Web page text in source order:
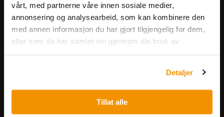
vårt, med partnerne våre innen sosiale medier,
annonsering og analysearbeid, som kan kombinere den
med annen informasjon du har gjort tilgjengelig for dem,
eller som de har samlet inn gjennom din bruk av
Detaljer
Tillat alle
Meld på nyhetsbrev